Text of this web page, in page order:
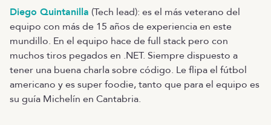
Diego Quintanilla (Tech lead): es el más veterano del
equipo con más de 15 años de experiencia en este
mundillo. En el equipo hace de full stack pero con
muchos tiros pegados en .NET. Siempre dispuesto a
tener una buena charla sobre código. Le flipa el fútbol
americano y es super foodie, tanto que para el equipo es
su guía Michelín en Cantabria.